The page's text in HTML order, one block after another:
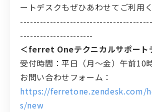
ートデスクもぜひあわせてご利用
----------------------
＜ferret Oneテクニカルサポート
受付時間：平日（月〜金）午前10
お問い合わせフォーム：
https://ferretone.zendesk.com/
s/new